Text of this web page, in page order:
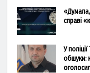
справі
У
обшуки: